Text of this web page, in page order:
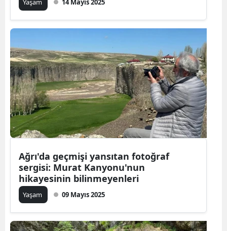
Yaşam 14 Mayıs 2025
Ağrı'da geçmişi yansıtan fotoğraf
sergisi: Murat Kanyonu'nun
hikayesinin bilinmeyenleri
Yaşam 09 Mayıs 2025